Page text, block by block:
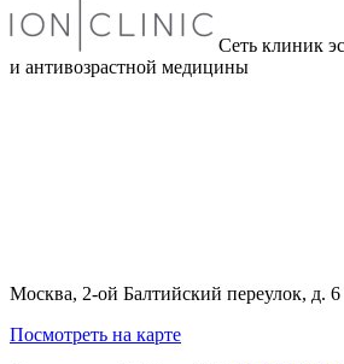
Сеть клиник
и антивозрастной медицины
Москва, 2-ой Балтийский переулок, д. 6
Посмотреть на карте